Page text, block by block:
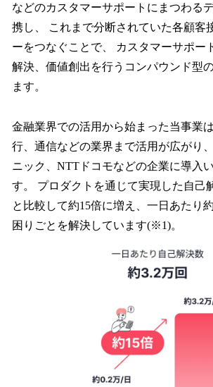
などのカスタマーサポートにまつわる
携し、 これまで分断されていた各顧客
ーをつなぐことで、 カスタマーサポー
解決、価値創出を行うコンパウンド型
ます。
金融業界での活用から始まった当事業
行、通信などの業界まで活用が広がり
ニック、NTTドコモなどの企業に導入
す。 プロダクトを通じて実現した自己
と比較して約15倍に増え、一日あたり
困りごとを解決しています(※1)。